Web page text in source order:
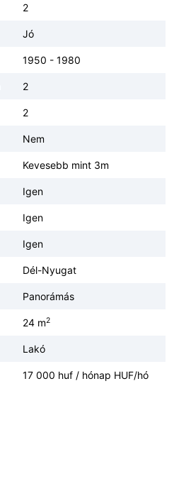
2
Jó
1950 - 1980
2
2
Nem
Kevesebb mint 3m
Igen
Igen
Igen
Dél-Nyugat
Panorámás
24 m2
Lakó
17 000 huf / hónap HUF/hó